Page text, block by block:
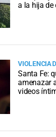
a la hija de
VIOLENCIA
Santa Fe:
amenazar
videos